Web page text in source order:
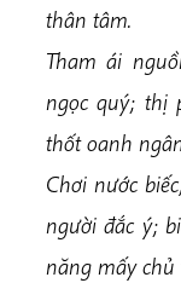
thân tâm.
Tham ái
ngọc quý; thị
thốt oanh
Chơi nước
người đắc ý;
năng mấy